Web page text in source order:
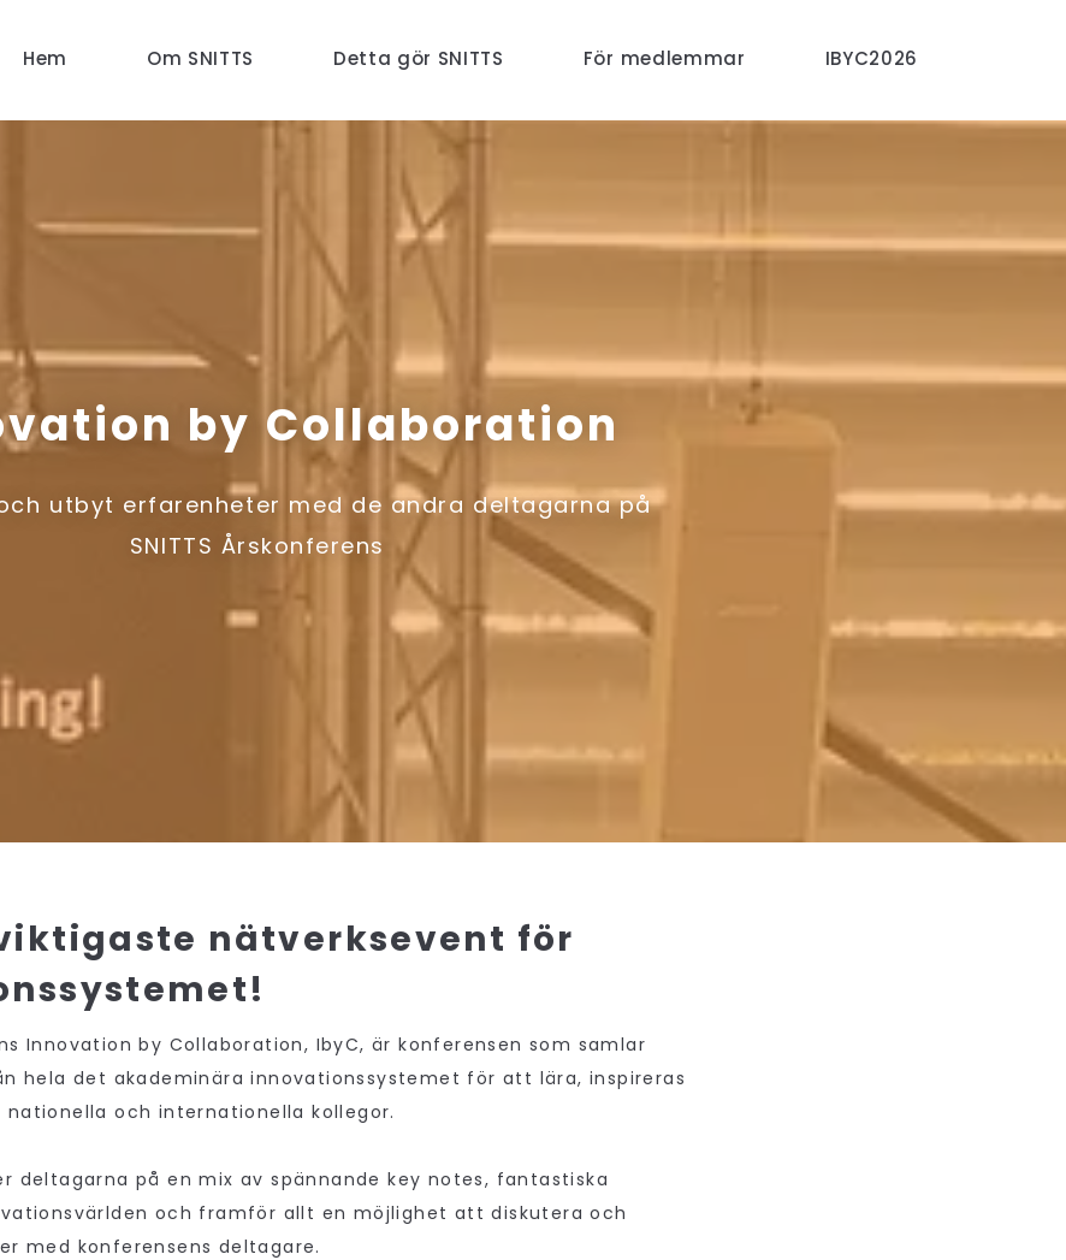
Hem Om SNITTS Detta gör SNITTS För medlemmar IBYC2026
by Collaboration
utbyt erfarenheter med de andra deltagarna på
SNITTS Årskonferens
nätverksevent för
Innovation by Collaboration, IbyC, är konferensen som samlar
hela det akademinära innovationssystemet för att lära, inspireras
och internationella kollegor.
deltagarna på en mix av spännande key notes, fantastiska
och framför allt en möjlighet att diskutera och
med konferensens deltagare.